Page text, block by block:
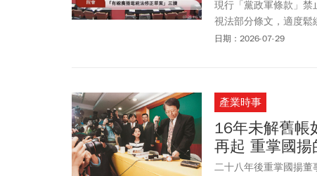
現行「黨政軍條款」禁
視法部分條文，適度鬆
性間接投資，持有系統
日期：2026-07-29
產業時事
16年未解舊帳
再起 重掌國
二十八年後重掌國揚董